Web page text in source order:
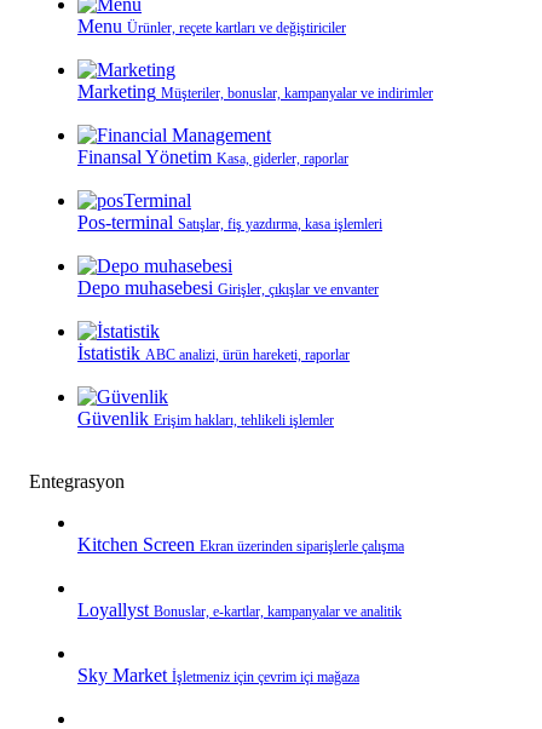
Menu Ürünler, reçete kartları ve değiştiriciler
Marketing Müşteriler, bonuslar, kampanyalar ve indirimler
Finansal Yönetim Kasa, giderler, raporlar
Pos-terminal Satışlar, fiş yazdırma, kasa işlemleri
Depo muhasebesi Girişler, çıkışlar ve envanter
İstatistik ABC analizi, ürün hareketi, raporlar
Güvenlik Erişim hakları, tehlikeli işlemler
Entegrasyon
Kitchen Screen Ekran üzerinden siparişlerle çalışma
Loyallyst Bonuslar, e‑kartlar, kampanyalar ve analitik
Sky Market İşletmeniz için çevrim içi mağaza